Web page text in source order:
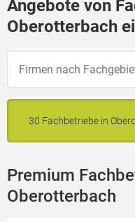
Angebote von
Oberotterbach
30 Fachbetriebe in
Premium
Oberotterbach